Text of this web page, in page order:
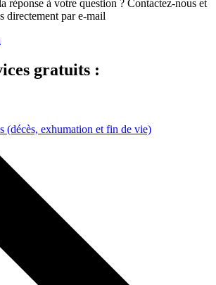
réponse à votre question ? Contactez-nous et
directement par e-mail
gratuits :
(décès, exhumation et fin de vie)